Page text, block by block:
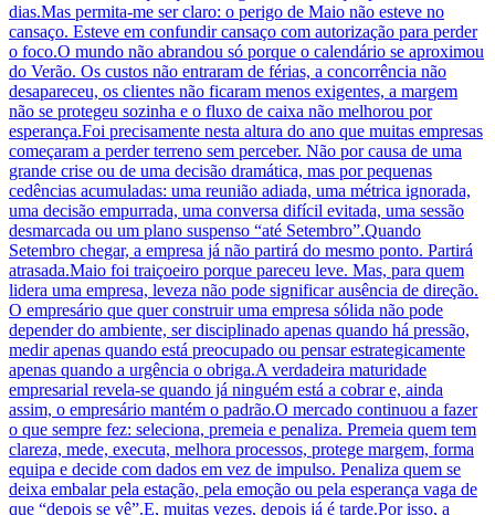
dias.Mas permita-me ser claro: o perigo de Maio não esteve no
cansaço. Esteve em confundir cansaço com autorização para perder
o foco.O mundo não abrandou só porque o calendário se aproximou
do Verão. Os custos não entraram de férias, a concorrência não
desapareceu, os clientes não ficaram menos exigentes, a margem
não se protegeu sozinha e o fluxo de caixa não melhorou por
esperança.Foi precisamente nesta altura do ano que muitas empresas
começaram a perder terreno sem perceber. Não por causa de uma
grande crise ou de uma decisão dramática, mas por pequenas
cedências acumuladas: uma reunião adiada, uma métrica ignorada,
uma decisão empurrada, uma conversa difícil evitada, uma sessão
desmarcada ou um plano suspenso “até Setembro”.Quando
Setembro chegar, a empresa já não partirá do mesmo ponto. Partirá
atrasada.Maio foi traiçoeiro porque pareceu leve. Mas, para quem
lidera uma empresa, leveza não pode significar ausência de direção.
O empresário que quer construir uma empresa sólida não pode
depender do ambiente, ser disciplinado apenas quando há pressão,
medir apenas quando está preocupado ou pensar estrategicamente
apenas quando a urgência o obriga.A verdadeira maturidade
empresarial revela-se quando já ninguém está a cobrar e, ainda
assim, o empresário mantém o padrão.O mercado continuou a fazer
o que sempre fez: seleciona, premeia e penaliza. Premeia quem tem
clareza, mede, executa, melhora processos, protege margem, forma
equipa e decide com dados em vez de impulso. Penaliza quem se
deixa embalar pela estação, pela emoção ou pela esperança vaga de
que “depois se vê”.E, muitas vezes, depois já é tarde.Por isso, a